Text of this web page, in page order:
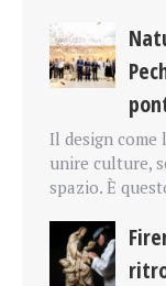
Il design come
unire culture,
spazio. È